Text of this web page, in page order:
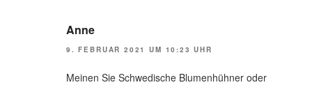
Anne
9. FEBRUAR 2021 UM 10:23 UHR
Meinen Sie Schwedische Blumenhühner oder